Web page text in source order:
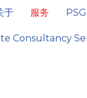
于 服务
Consultancy